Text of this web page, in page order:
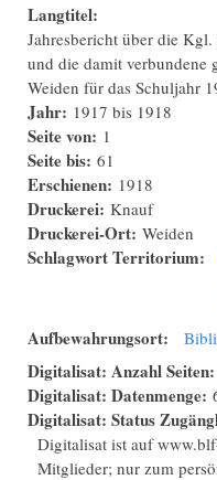
Langtitel:
Jahresbericht über die
und die damit verbundene
Weiden für das Schuljahr
Jahr: 1917 bis 1918
Seite von: 1
Seite bis: 61
Erschienen: 1918
Druckerei: Knauf
Druckerei-Ort: Weiden
Schlagwort Territorium:
Aufbewahrungsort:
Digitalisat: Anzahl Seiten:
Digitalisat: Datenmenge:
Digitalisat: Status
Digitalisat ist auf
Mitglieder; nur zum